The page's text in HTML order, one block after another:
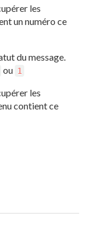
les
un numéro ce
du message.
ou 1
les
contient ce